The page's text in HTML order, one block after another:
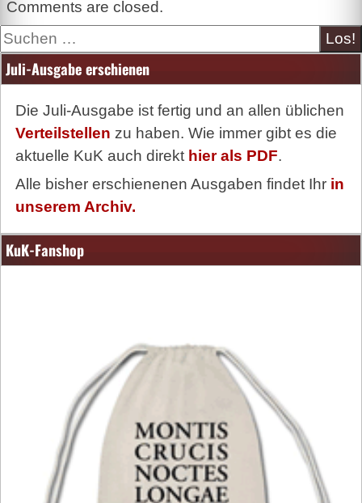
Comments are closed.
Suche
Juli-Ausgabe erschienen
Die Juli-Ausgabe ist fertig und an allen üblichen
Verteilstellen zu haben. Wie immer gibt es die
aktuelle KuK auch direkt hier als PDF.
Alle bisher erschienenen Ausgaben findet Ihr in
unserem Archiv.
KuK-Fanshop